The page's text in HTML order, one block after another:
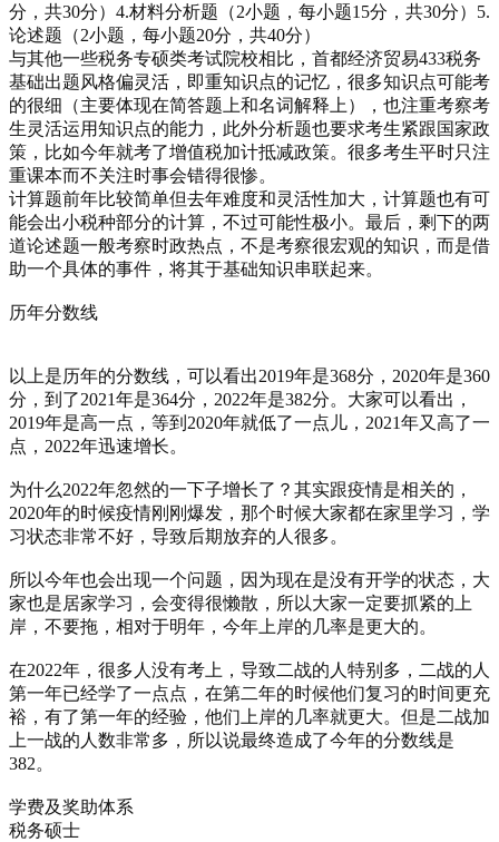
分，共30分）4.材料分析题（2小题，每小题15分，共30分）5.
论述题（2小题，每小题20分，共40分）
与其他一些税务专硕类考试院校相比，首都经济贸易433税务
基础出题风格偏灵活，即重知识点的记忆，很多知识点可能考
的很细（主要体现在简答题上和名词解释上），也注重考察考
生灵活运用知识点的能力，此外分析题也要求考生紧跟国家政
策，比如今年就考了增值税加计抵减政策。很多考生平时只注
重课本而不关注时事会错得很惨。
计算题前年比较简单但去年难度和灵活性加大，计算题也有可
能会出小税种部分的计算，不过可能性极小。最后，剩下的两
道论述题一般考察时政热点，不是考察很宏观的知识，而是借
助一个具体的事件，将其于基础知识串联起来。
历年分数线
以上是历年的分数线，可以看出2019年是368分，2020年是360
分，到了2021年是364分，2022年是382分。大家可以看出，
2019年是高一点，等到2020年就低了一点儿，2021年又高了一
点，2022年迅速增长。
为什么2022年忽然的一下子增长了？其实跟疫情是相关的，
2020年的时候疫情刚刚爆发，那个时候大家都在家里学习，学
习状态非常不好，导致后期放弃的人很多。
所以今年也会出现一个问题，因为现在是没有开学的状态，大
家也是居家学习，会变得很懒散，所以大家一定要抓紧的上
岸，不要拖，相对于明年，今年上岸的几率是更大的。
在2022年，很多人没有考上，导致二战的人特别多，二战的人
第一年已经学了一点点，在第二年的时候他们复习的时间更充
裕，有了第一年的经验，他们上岸的几率就更大。但是二战加
上一战的人数非常多，所以说最终造成了今年的分数线是
382。
学费及奖助体系
税务硕士